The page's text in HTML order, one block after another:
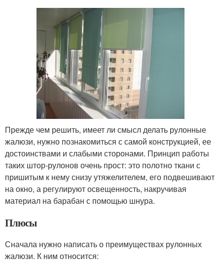
Прежде чем решить, имеет ли смысл делать рулонные
жалюзи, нужно познакомиться с самой конструкцией, ее
достоинствами и слабыми сторонами. Принцип работы
таких штор-рулонов очень прост: это полотно ткани с
пришитым к нему снизу утяжелителем, его подвешивают
на окно, а регулируют освещенность, накручивая
материал на барабан с помощью шнура.
Плюсы
Сначала нужно написать о преимуществах рулонных
жалюзи. К ним относится: